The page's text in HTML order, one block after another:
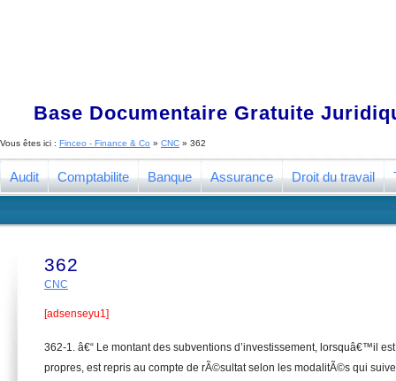
Base Documentaire Gratuite
Vous êtes ici : Finceo - Finance & Co » CNC » 362
Audit Comptabilite Banque Assurance Droit du travail
362
CNC
[adsenseyu1]
362-1. â€“ Le montant des subventions d’investissement, lorsquâ€™il
propres, est repris au compte de rÃ©sultat selon les modalitÃ©s qui